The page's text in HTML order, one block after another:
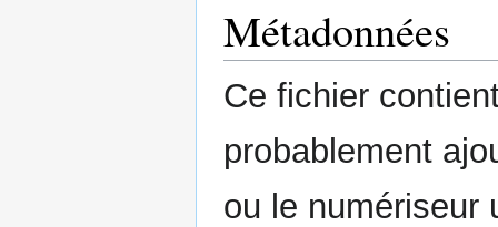
Métadonnées
Ce fichier
probablement
ou le numériseur